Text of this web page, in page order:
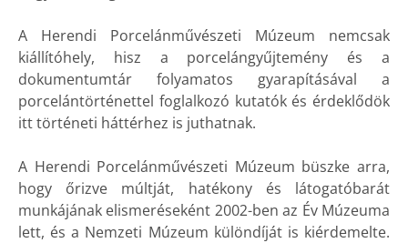
A Herendi Porcelánművészeti Múzeum nemcsak
kiállítóhely, hisz a porcelángyűjtemény és a
dokumentumtár folyamatos gyarapításával a
porcelántörténettel foglalkozó kutatók és érdeklődök
itt történeti háttérhez is juthatnak.
A Herendi Porcelánművészeti Múzeum büszke arra,
hogy őrizve múltját, hatékony és látogatóbarát
munkájának elismeréseként 2002-ben az Év Múzeuma
lett, és a Nemzeti Múzeum különdíját is kiérdemelte.